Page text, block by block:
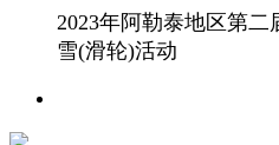
2023年阿勒泰地区第二
雪(滑轮)活动